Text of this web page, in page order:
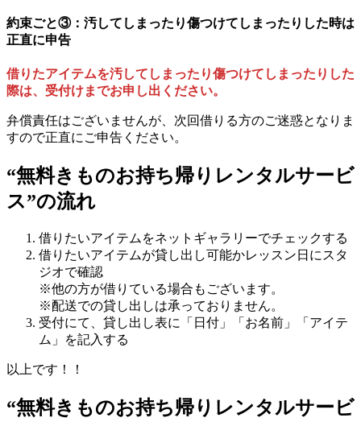
約束ごと③：汚してしまったり傷つけてしまったりした時は
正直に申告
借りたアイテムを汚してしまったり傷つけてしまったりした
際は、受付けまでお申し出ください。
弁償責任はございませんが、次回借りる方のご迷惑となりま
すので正直にご申告ください。
“無料きものお持ち帰りレンタルサービ
ス”の流れ
借りたいアイテムをネットギャラリーでチェックする
借りたいアイテムが貸し出し可能かレッスン日にスタ
ジオで確認
※他の方が借りている場合もございます。
※配送での貸し出しは承っておりません。
受付にて、貸し出し表に「日付」「お名前」「アイテ
ム」を記入する
以上です！！
“無料きものお持ち帰りレンタルサービ